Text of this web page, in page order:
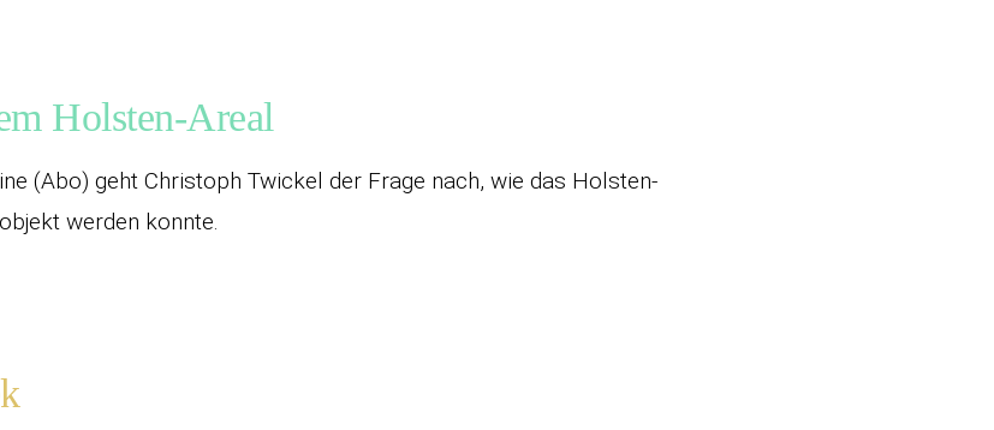
Holsten-Areal
(Abo) geht Christoph Twickel der Frage nach, wie das Holsten-
werden konnte.